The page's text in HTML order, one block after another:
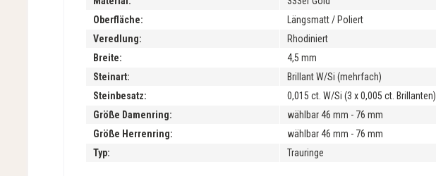
Oberfläche:
Längsmatt / Poliert
Veredlung:
Rhodiniert
Breite:
4,5 mm
Steinart:
Brillant W/Si (mehrfach)
Steinbesatz:
0,015 ct. W/Si (3 x 0,005 ct. Brillanten)
Größe Damenring:
wählbar 46 mm - 76 mm
Größe Herrenring:
wählbar 46 mm - 76 mm
Typ:
Trauringe